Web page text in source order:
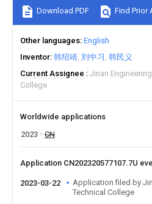
Download PDF Find Prior
Other languages English
Inventor 韩绍靖 刘中习 韩民义
Current Assignee
Jinan
College
Worldwide applications
2023
CN
Application CN202320577107.7U
2023-03-22
Application filed by
Technical College